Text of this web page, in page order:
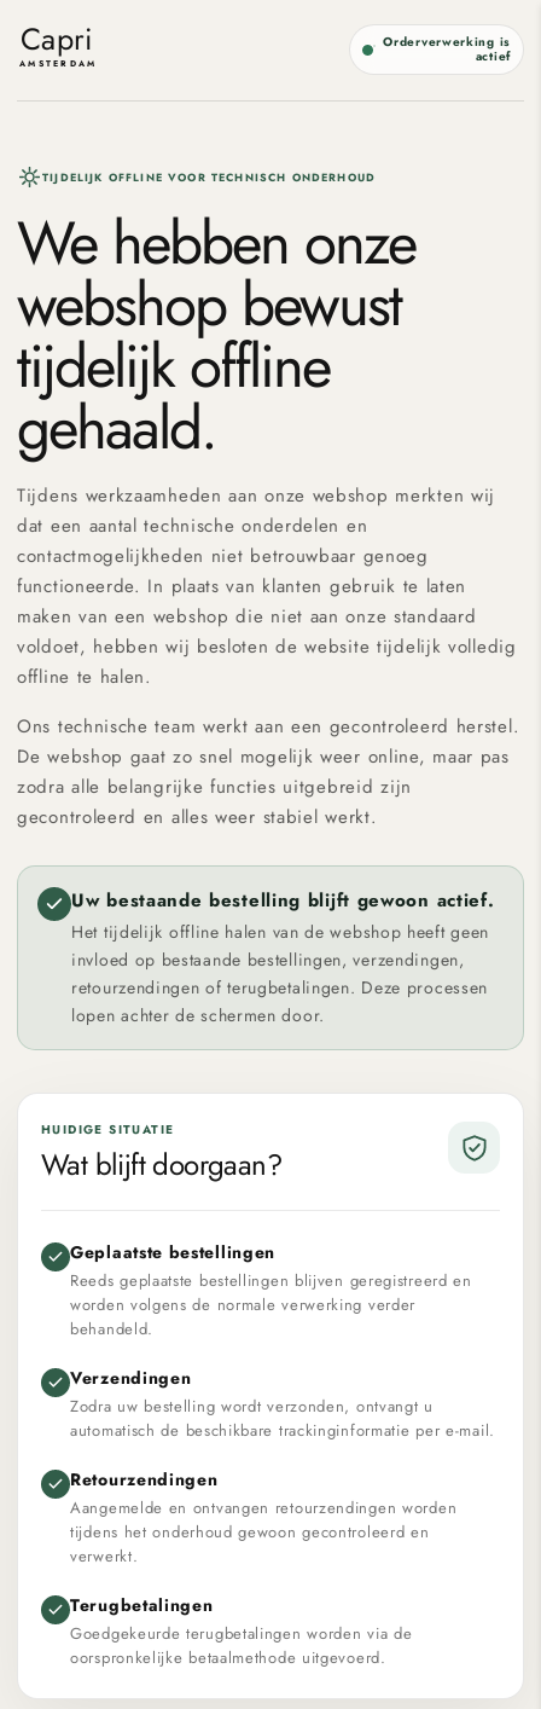
naar de
content
Capri
AMSTERDAM
Orderverwerking is
actief
TIJDELIJK OFFLINE VOOR TECHNISCH ONDERHOUD
We hebben onze
webshop bewust
tijdelijk offline
gehaald.
Tijdens werkzaamheden aan onze webshop merkten wij
dat een aantal technische onderdelen en
contactmogelijkheden niet betrouwbaar genoeg
functioneerde. In plaats van klanten gebruik te laten
maken van een webshop die niet aan onze standaard
voldoet, hebben wij besloten de website tijdelijk volledig
offline te halen.
Ons technische team werkt aan een gecontroleerd herstel.
De webshop gaat zo snel mogelijk weer online, maar pas
zodra alle belangrijke functies uitgebreid zijn
gecontroleerd en alles weer stabiel werkt.
Uw bestaande bestelling blijft gewoon actief.
Het tijdelijk offline halen van de webshop heeft geen
invloed op bestaande bestellingen, verzendingen,
retourzendingen of terugbetalingen. Deze processen
lopen achter de schermen door.
HUIDIGE SITUATIE
Wat blijft doorgaan?
Geplaatste bestellingen
Reeds geplaatste bestellingen blijven geregistreerd en
worden volgens de normale verwerking verder
behandeld.
Verzendingen
Zodra uw bestelling wordt verzonden, ontvangt u
automatisch de beschikbare trackinginformatie per e-mail.
Retourzendingen
Aangemelde en ontvangen retourzendingen worden
tijdens het onderhoud gewoon gecontroleerd en
verwerkt.
Terugbetalingen
Goedgekeurde terugbetalingen worden via de
oorspronkelijke betaalmethode uitgevoerd.